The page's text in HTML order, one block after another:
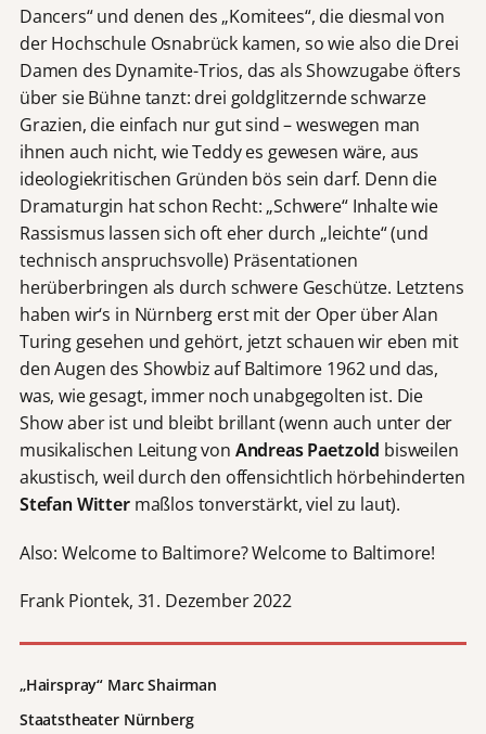
Dancers“ und denen des „Komitees“, die diesmal von
der Hochschule Osnabrück kamen, so wie also die Drei
Damen des Dynamite-Trios, das als Showzugabe öfters
über sie Bühne tanzt: drei goldglitzernde schwarze
Grazien, die einfach nur gut sind – weswegen man
ihnen auch nicht, wie Teddy es gewesen wäre, aus
ideologiekritischen Gründen bös sein darf. Denn die
Dramaturgin hat schon Recht: „Schwere“ Inhalte wie
Rassismus lassen sich oft eher durch „leichte“ (und
technisch anspruchsvolle) Präsentationen
herüberbringen als durch schwere Geschütze. Letztens
haben wir‘s in Nürnberg erst mit der Oper über Alan
Turing gesehen und gehört, jetzt schauen wir eben mit
den Augen des Showbiz auf Baltimore 1962 und das,
was, wie gesagt, immer noch unabgegolten ist. Die
Show aber ist und bleibt brillant (wenn auch unter der
musikalischen Leitung von Andreas Paetzold bisweilen
akustisch, weil durch den offensichtlich hörbehinderten
Stefan Wittermaßlos tonverstärkt, viel zu laut).
Also: Welcome to Baltimore? Welcome to Baltimore!
Frank Piontek, 31. Dezember 2022
„Hairspray“ Marc Shairman
Staatstheater Nürnberg